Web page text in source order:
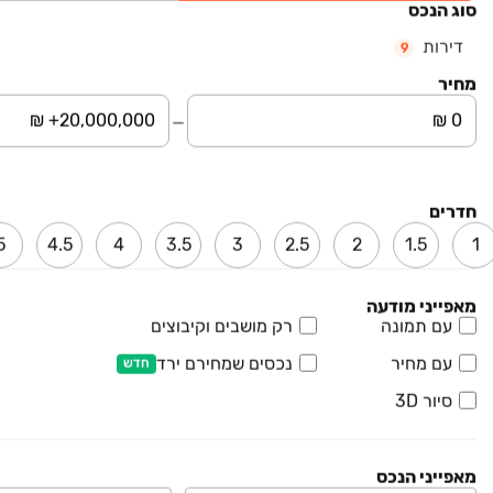
סוג הנכס
דירות
9
מחיר
חדרים
1
1.5
2
2.5
3
3.5
4
4.5
מאפייני מודעה
עם תמונה
רק מושבים וקיבוצים
עם מחיר
נכסים שמחירם ירד חדש
סיור 3D
מאפייני הנכס
דופלקס, גבעת אלונים, יקנעם עילית
₪ 2,950,000
גולן 12
5 חדרים • קומה ‎2‏ • 207 מ״ר